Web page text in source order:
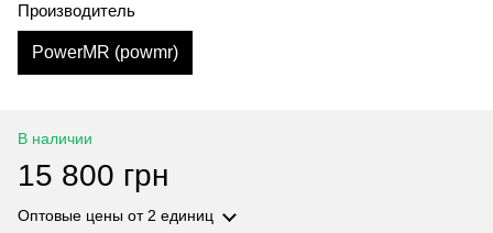
Производитель
PowerMR (powmr)
В наличии
15 800 грн
Оптовые цены от 2 единиц